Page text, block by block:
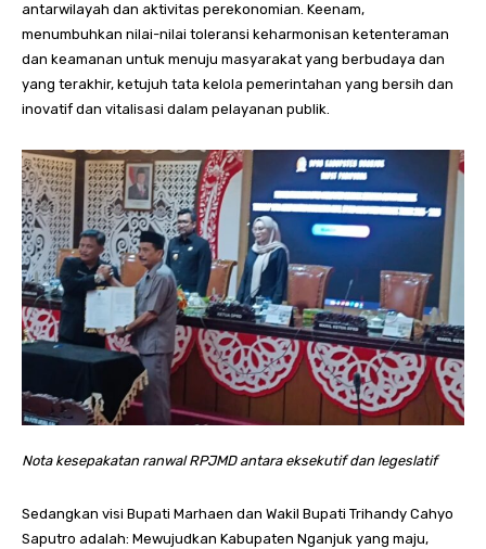
antarwilayah dan aktivitas perekonomian. Keenam,
menumbuhkan nilai-nilai toleransi keharmonisan ketenteraman
dan keamanan untuk menuju masyarakat yang berbudaya dan
yang terakhir, ketujuh tata kelola pemerintahan yang bersih dan
inovatif dan vitalisasi dalam pelayanan publik.
Nota kesepakatan ranwal RPJMD antara eksekutif dan legeslatif
Sedangkan visi Bupati Marhaen dan Wakil Bupati Trihandy Cahyo
Saputro adalah: Mewujudkan Kabupaten Nganjuk yang maju,